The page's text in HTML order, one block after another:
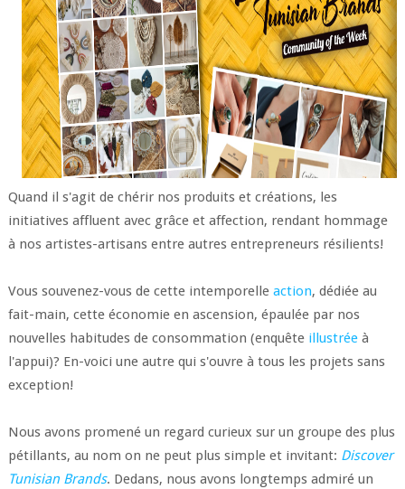
Quand il s'agit de chérir nos produits et créations, les
initiatives affluent avec grâce et affection, rendant hommage
à nos artistes-artisans entre autres entrepreneurs résilients!
Vous souvenez-vous de cette intemporelle action, dédiée au
fait-main, cette économie en ascension, épaulée par nos
nouvelles habitudes de consommation (enquête illustréeà
l'appui)? En-voici une autre qui s'ouvre à tous les projets sans
exception!
Nous avons promené un regard curieux sur un groupe des plus
pétillants, au nom on ne peut plus simple et invitant: Discover
Tunisian Brands. Dedans, nous avons longtemps admiré un